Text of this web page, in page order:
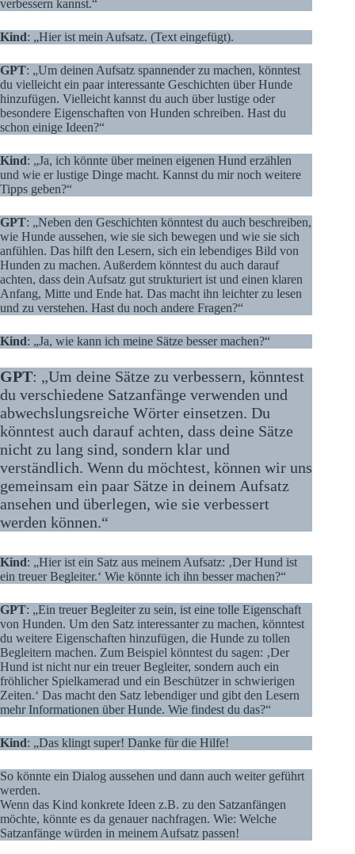
verbessern kannst.“
Kind: „Hier ist mein Aufsatz. (Text eingefügt).
GPT: „Um deinen Aufsatz spannender zu machen, könntest
du vielleicht ein paar interessante Geschichten über Hunde
hinzufügen. Vielleicht kannst du auch über lustige oder
besondere Eigenschaften von Hunden schreiben. Hast du
schon einige Ideen?“
Kind: „Ja, ich könnte über meinen eigenen Hund erzählen
und wie er lustige Dinge macht. Kannst du mir noch weitere
Tipps geben?“
GPT: „Neben den Geschichten könntest du auch beschreiben,
wie Hunde aussehen, wie sie sich bewegen und wie sie sich
anfühlen. Das hilft den Lesern, sich ein lebendiges Bild von
Hunden zu machen. Außerdem könntest du auch darauf
achten, dass dein Aufsatz gut strukturiert ist und einen klaren
Anfang, Mitte und Ende hat. Das macht ihn leichter zu lesen
und zu verstehen. Hast du noch andere Fragen?“
Kind: „Ja, wie kann ich meine Sätze besser machen?“
GPT: „Um deine Sätze zu verbessern, könntest
du verschiedene Satzanfänge verwenden und
abwechslungsreiche Wörter einsetzen. Du
könntest auch darauf achten, dass deine Sätze
nicht zu lang sind, sondern klar und
verständlich. Wenn du möchtest, können wir uns
gemeinsam ein paar Sätze in deinem Aufsatz
ansehen und überlegen, wie sie verbessert
werden können.“
Kind: „Hier ist ein Satz aus meinem Aufsatz: ‚Der Hund ist
ein treuer Begleiter.‘ Wie könnte ich ihn besser machen?“
GPT: „Ein treuer Begleiter zu sein, ist eine tolle Eigenschaft
von Hunden. Um den Satz interessanter zu machen, könntest
du weitere Eigenschaften hinzufügen, die Hunde zu tollen
Begleitern machen. Zum Beispiel könntest du sagen: ‚Der
Hund ist nicht nur ein treuer Begleiter, sondern auch ein
fröhlicher Spielkamerad und ein Beschützer in schwierigen
Zeiten.‘ Das macht den Satz lebendiger und gibt den Lesern
mehr Informationen über Hunde. Wie findest du das?“
Kind: „Das klingt super! Danke für die Hilfe!
So könnte ein Dialog aussehen und dann auch weiter geführt
werden.
Wenn das Kind konkrete Ideen z.B. zu den Satzanfängen
möchte, könnte es da genauer nachfragen. Wie: Welche
Satzanfänge würden in meinem Aufsatz passen!